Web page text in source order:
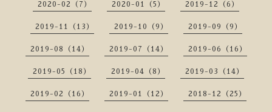
2020-02（7） 2020-01（5） 2019-12（6）
2019-11（13） 2019-10（9） 2019-09（9）
2019-08（14） 2019-07（14） 2019-06（16）
2019-05（18） 2019-04（8） 2019-03（14）
2019-02（16） 2019-01（12） 2018-12（25）